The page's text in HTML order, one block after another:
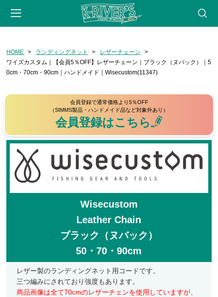
会員登録 マイページ カート webサイト
CATEGORY
フライフィッシング
リール
フライライン
リーダー・ティペット
フライ用アクセサリー
フライ（完成品）
フライケース
マテリアル
マテリアル（コンプリート）
HOME ランディングネット
レザーチェーン
ワイズカスタム｜【会員5％OFF】レザーチェーン｜ブラック（ヌバック）｜5
0cm・70cm・90cm｜ハンドメイド｜Wisecustom(11347)
会員登録で通常価格より5％OFF
（SIMMS製品・ハンドメイド品など対象外あり）
会員登録はこちら
Wisecustom
Leather Chain
ブラック（ヌバック）
50・70・90cm
レザー製のランディングネット用コードです。
三つ編みにされており強度もあります。
商品画像は全て70cmのレザーチェンを使用していますが、